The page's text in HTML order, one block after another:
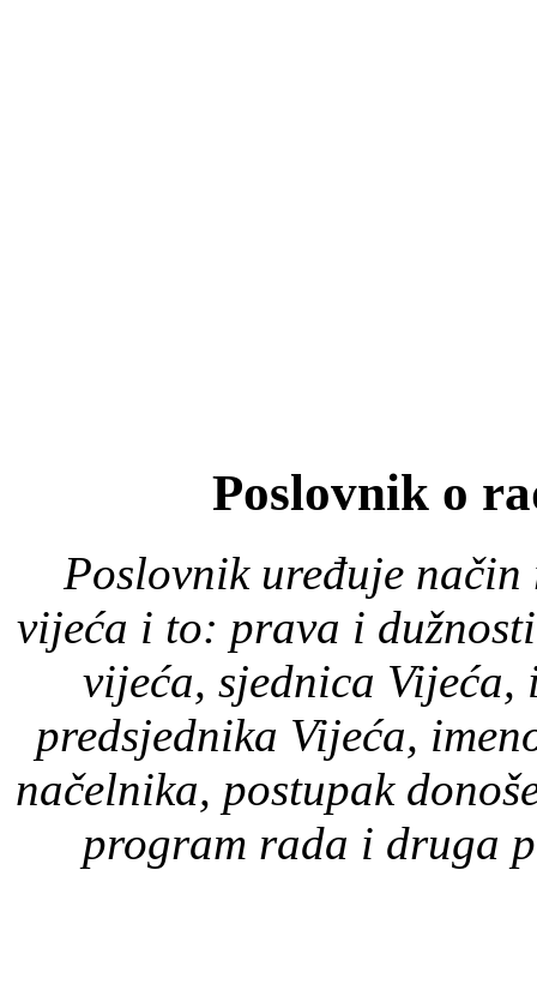
Poslovnik o
Poslovnik uređuje
vijeća i to: prava i
vijeća, sjednica Vijeća,
predsjednika Vijeća,
načelnika, postupak
program rada i druga